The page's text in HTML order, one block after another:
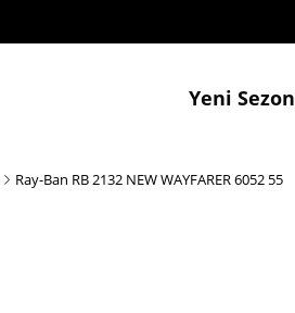
Yeni Sezon
Ray-Ban RB 2132 NEW WAYFARER 6052 55